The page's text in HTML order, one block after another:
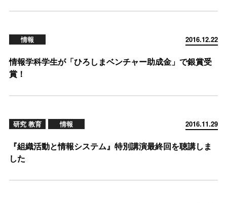
2016.12.22
情報
情報学科学生が「ひろしまベンチャー助成金」で銀賞受
賞！
2016.11.29
研究 教育 情報
『組織活動と情報システム』特別講演最終回を聴講しま
した